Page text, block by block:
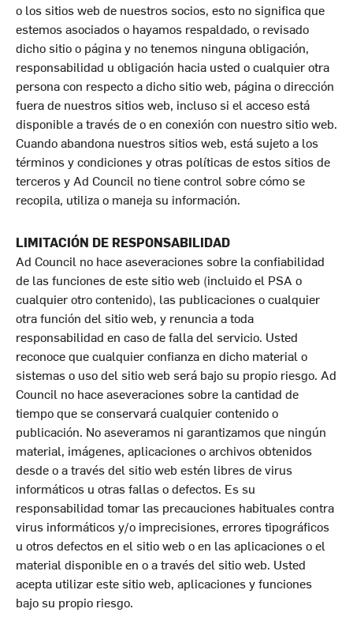
o los sitios web de nuestros socios, esto no significa que
estemos asociados o hayamos respaldado, o revisado
dicho sitio o página y no tenemos ninguna obligación,
responsabilidad u obligación hacia usted o cualquier otra
persona con respecto a dicho sitio web, página o dirección
fuera de nuestros sitios web, incluso si el acceso está
disponible a través de o en conexión con nuestro sitio web.
Cuando abandona nuestros sitios web, está sujeto a los
términos y condiciones y otras políticas de estos sitios de
terceros y Ad Council no tiene control sobre cómo se
recopila, utiliza o maneja su información.
LIMITACIÓN DE RESPONSABILIDAD
Ad Council no hace aseveraciones sobre la confiabilidad
de las funciones de este sitio web (incluido el PSA o
cualquier otro contenido), las publicaciones o cualquier
otra función del sitio web, y renuncia a toda
responsabilidad en caso de falla del servicio. Usted
reconoce que cualquier confianza en dicho material o
sistemas o uso del sitio web será bajo su propio riesgo. Ad
Council no hace aseveraciones sobre la cantidad de
tiempo que se conservará cualquier contenido o
publicación. No aseveramos ni garantizamos que ningún
material, imágenes, aplicaciones o archivos obtenidos
desde o a través del sitio web estén libres de virus
informáticos u otras fallas o defectos. Es su
responsabilidad tomar las precauciones habituales contra
virus informáticos y/o imprecisiones, errores tipográficos
u otros defectos en el sitio web o en las aplicaciones o el
material disponible en o a través del sitio web. Usted
acepta utilizar este sitio web, aplicaciones y funciones
bajo su propio riesgo.